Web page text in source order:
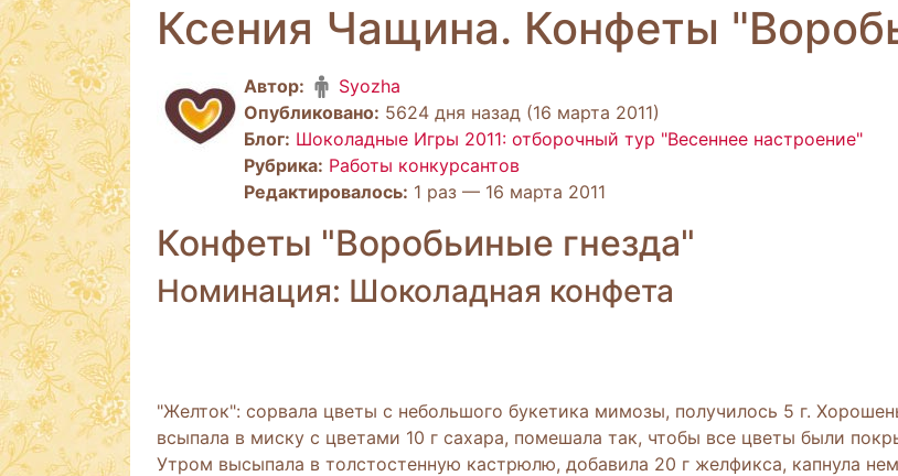
Ксения Чащина. Конфеты
Автор:
Syozha
Опубликовано: 5624 дня назад (16 марта 2011)
Блог: Шоколадные Игры 2011: отборочный тур "Весеннее настроение"
Рубрика: Работы конкурсантов
Редактировалось: 1 раз — 16 марта 2011
Конфеты "Воробьиные гнезда"
Номинация: Шоколадная конфета
"Желток": сорвала цветы с небольшого букетика мимозы, получилось 5 г.
всыпала в миску с цветами 10 г сахара, помешала так, чтобы все цветы были
Утром высыпала в толстостенную кастрюлю, добавила 20 г желфикса, капнула